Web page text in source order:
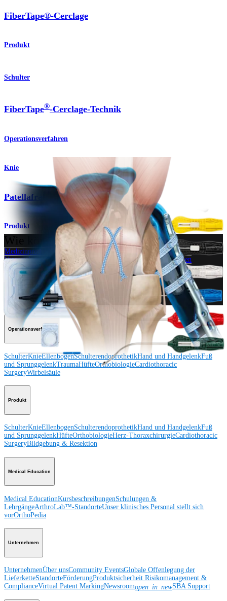
FiberTape®-Cerclage
Produkt
Schulter
FiberTape®-Cerclage-Technik
Operationsverfahren
Knie
Patellafraktursystem
Produkt
Wie können wir Ihnen helfen?
Medizinproduktberater:in kontaktieren
Veranstaltungen, Lab-Vorführungen und Schulungsmöglichkeiten
ansehen
Unseren Newsletter abonnieren
Besuchen Sie uns
Operationsverfahren
SchulterKnieEllenbogenSchulterendoprothetikHand und HandgelenkFuß
und SprunggelenkTraumaHüfteOrthobiologieCardiothoracic
SurgeryWirbelsäule
Produkt
SchulterKnieEllenbogenSchulterendoprothetikHand und HandgelenkFuß
und SprunggelenkHüfteOrthobiologieHerz-ThoraxchirurgieCardiothoracic
SurgeryBildgebung & Resektion
Medical Education
Medical EducationKursbeschreibungenSchulungen &
LehrgängeArthroLab™-StandorteUnser klinisches Personal stellt sich
vorOrthoPedia
Unternehmen
UnternehmenÜber unsCommunity EventsGlobale Offenlegung der
LieferketteStandorteFörderungProduktsicherheit Risikomanagement &
ComplianceVirtual Patent MarkingNewsroomopen_in_newSBA Support